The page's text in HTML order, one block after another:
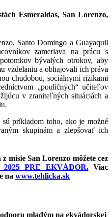
Esmeraldas, San Lorenzo,
Santo Domingo a Guayaquil
zameriava na prácu s
bývalých otrokov, aby
vzdelaniu a obhajovali ich práva
chudobou, sociálnymi rizikami
„pouličných“ učiteľov
v zraniteľných situáciách a
príkladom toho, ako je možné
skupinám a zlepšovať ich
misie San Lorenzo môžete cez
PRE EKVÁDOR. Viac
na www.tehlicka.sk
mladým na ekvádorskej